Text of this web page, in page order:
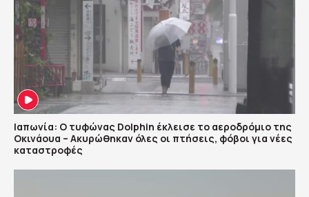
Ιαπωνία: Ο τυφώνας Dolphin έκλεισε το αεροδρόμιο της
Οκινάουα – Ακυρώθηκαν όλες οι πτήσεις, φόβοι για νέες
καταστροφές